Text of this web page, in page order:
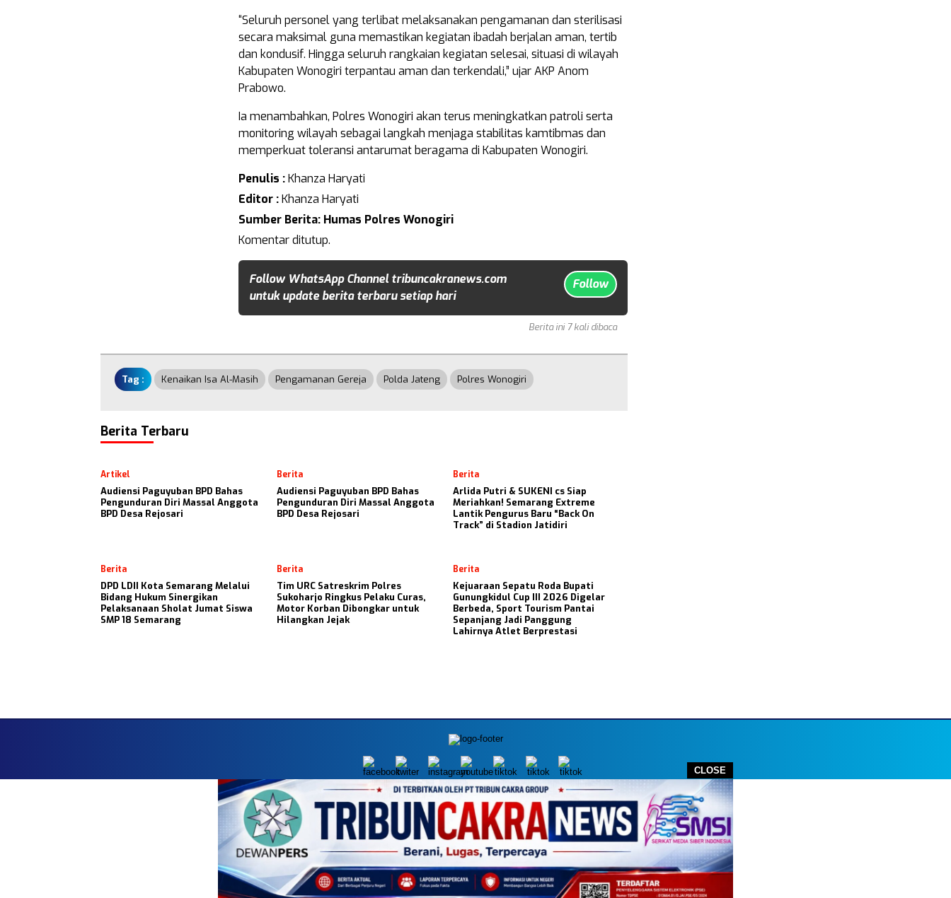
CLOSE
“Seluruh personel yang terlibat melaksanakan pengamanan dan sterilisasi
secara maksimal guna memastikan kegiatan ibadah berjalan aman, tertib
dan kondusif. Hingga seluruh rangkaian kegiatan selesai, situasi di wilayah
Kabupaten Wonogiri terpantau aman dan terkendali,” ujar AKP Anom
Prabowo.
Ia menambahkan, Polres Wonogiri akan terus meningkatkan patroli serta
monitoring wilayah sebagai langkah menjaga stabilitas kamtibmas dan
memperkuat toleransi antarumat beragama di Kabupaten Wonogiri.
Penulis :Khanza Haryati
Editor :Khanza Haryati
Sumber Berita: Humas Polres Wonogiri
Komentar ditutup.
Follow WhatsApp Channel tribuncakranews.com
untuk update berita terbaru setiap hari
Follow
Berita ini 7 kali dibaca
Tag : Kenaikan Isa Al-Masih Pengamanan Gereja Polda Jateng Polres Wonogiri
Berita Terbaru
Artikel
Audiensi Paguyuban BPD Bahas
Pengunduran Diri Massal Anggota
BPD Desa Rejosari
Berita
Audiensi Paguyuban BPD Bahas
Pengunduran Diri Massal Anggota
BPD Desa Rejosari
Berita
Arlida Putri & SUKENI cs Siap
Meriahkan! Semarang Extreme
Lantik Pengurus Baru “Back On
Track” di Stadion Jatidiri
Berita
DPD LDII Kota Semarang Melalui
Bidang Hukum Sinergikan
Pelaksanaan Sholat Jumat Siswa
SMP 18 Semarang
Berita
Tim URC Satreskrim Polres
Sukoharjo Ringkus Pelaku Curas,
Motor Korban Dibongkar untuk
Hilangkan Jejak
Berita
Kejuaraan Sepatu Roda Bupati
Gunungkidul Cup III 2026 Digelar
Berbeda, Sport Tourism Pantai
Sepanjang Jadi Panggung
Lahirnya Atlet Berprestasi
MEDIA NETWORK
Facebook.com
Instagram.com Whatsapp.com Tiktok.com Twitter.com Youtube.com
HOME REDAKSI PEDOMAN MEDIA SIBER DISCLAIMER STOP PRESS
COPYRIGHT © 2026 TRIBUNCAKRANEWS.COM - ALL RIGHTS RESERVED